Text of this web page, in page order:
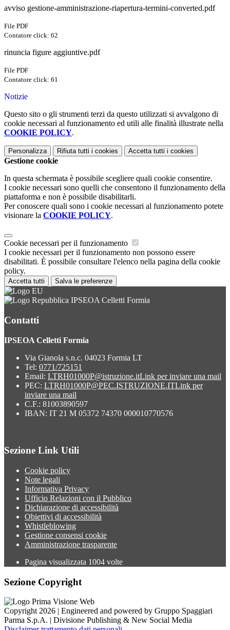
avviso gestione-amministrazione-riapertura-termini-converted.pdf
File PDF
Contatore click: 62
rinuncia figure aggiuntive.pdf
File PDF
Contatore click: 61
Notizie
Questo sito o gli strumenti terzi da questo utilizzati si avvalgono di
cookie necessari al funzionamento ed utili alle finalità illustrate nella
COOKIE POLICY.
Personalizza Rifiuta tutti i cookies Accetta tutti i cookies
Gestione cookie
In questa schermata è possibile scegliere quali cookie consentire.
I cookie necessari sono quelli che consentono il funzionamento della
piattaforma e non è possibile disabilitarli.
Per conoscere quali sono i cookie necessari al funzionamento potete
visionare la COOKIE POLICY.
Cookie necessari per il funzionamento
I cookie necessari per il funzionamento non possono essere
disabilitati. È possibile consultare l'elenco nella pagina della cookie
policy.
Accetta tutti Salva le preferenze
IPSEOA Celletti Formia
Contatti
IPSEOA Celletti Formia
Via Gianola s.n.c. 04023 Formia LT
Tel: 0771/725151
Email: LTRH01000P@istruzione.itLink per inviare una mail
PEC: LTRH01000P@PEC.ISTRUZIONE.ITLink per
inviare una mail
C.F.: 81003890597
IBAN: IT 21 M 05372 74370 000010770576
Sezione Link Utili
Cookie policy
Note legali
Informativa Privacy
Ufficio Relazioni con il Pubblico
Dichiarazione di accessibilità
Obiettivi di accessibilità
Whistleblowing
Gestione consensi cookie
Amministrazione trasparente
Pagina visualizzata 1004 volte
Sezione Copyright
Copyright 2026 | Engineered and powered by Gruppo Spaggiari
Parma S.p.A. | Divisione Publishing & New Social Media